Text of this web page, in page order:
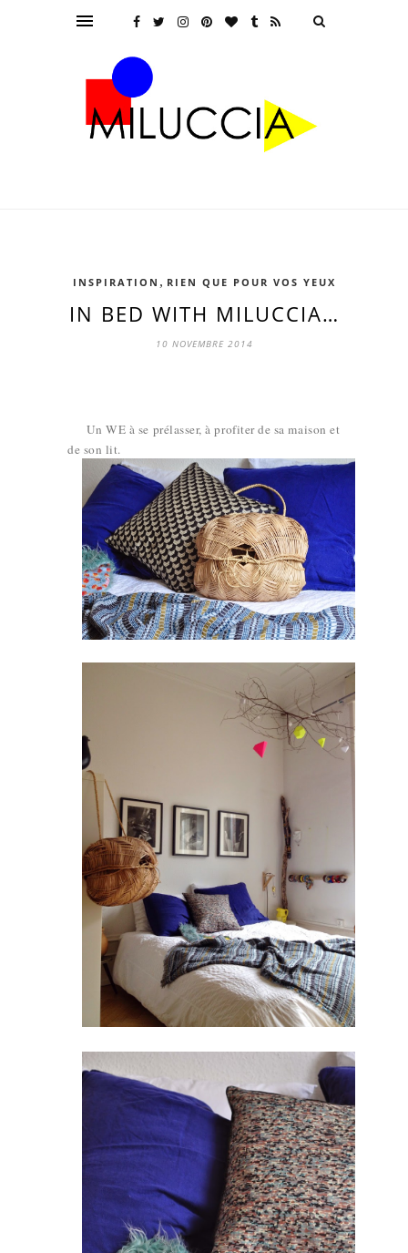
INSPIRATION , RIEN QUE POUR VOS YEUX
IN BED WITH MILUCCIA…
10 NOVEMBRE 2014
Un WE à se prélasser, à profiter de sa maison et
de son lit.